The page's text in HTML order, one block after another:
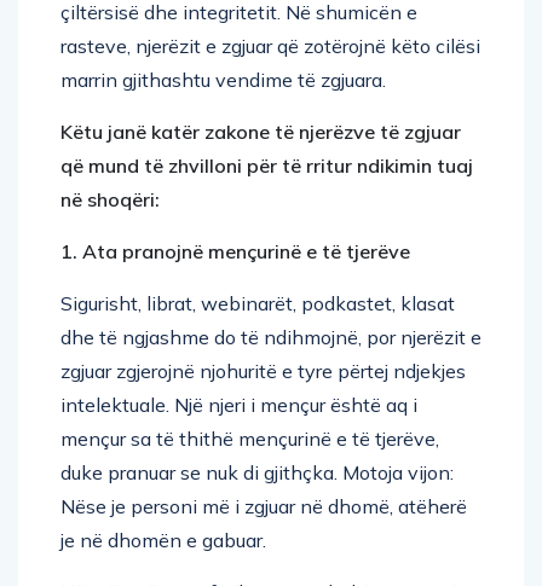
rasteve, njerëzit e zgjuar që zotërojnë këto cilësi
marrin gjithashtu vendime të zgjuara.
që mund të zhvilloni për të rritur ndikimin tuaj
në shoqëri:
dhe të ngjashme do të ndihmojnë, por njerëzit e
zgjuar zgjerojnë njohuritë e tyre përtej ndjekjes
intelektuale. Një njeri i mençur është aq i
mençur sa të thithë mençurinë e të tjerëve,
duke pranuar se nuk di gjithçka. Motoja vijon:
Nëse je personi më i zgjuar në dhomë, atëherë
je në dhomën e gabuar.